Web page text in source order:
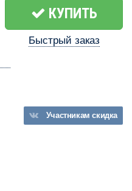
КУПИТЬ
Быстрый заказ
Участникамскидка